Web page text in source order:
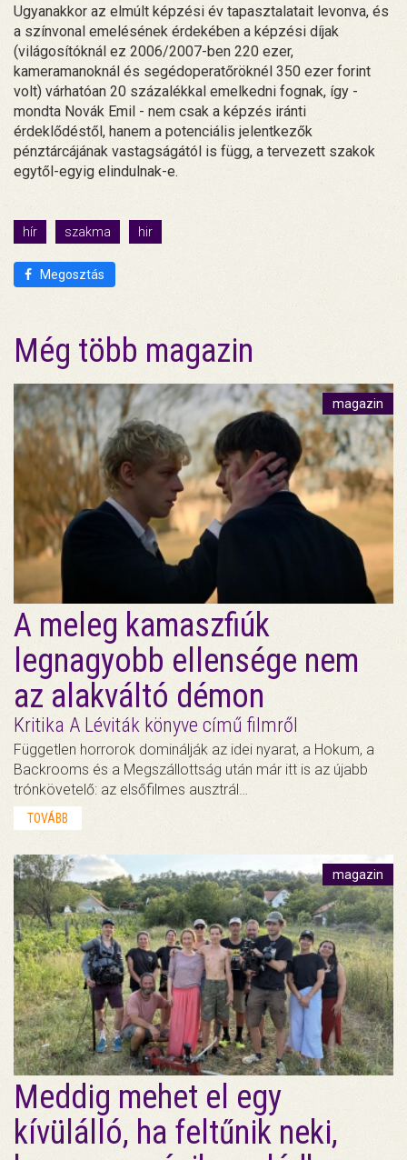
Ugyanakkor az elmúlt képzési év tapasztalatait levonva, és
a színvonal emelésének érdekében a képzési díjak
(világosítóknál ez 2006/2007-ben 220 ezer,
kameramanoknál és segédoperatőröknél 350 ezer forint
volt) várhatóan 20 százalékkal emelkedni fognak, így -
mondta Novák Emil - nem csak a képzés iránti
érdeklődéstől, hanem a potenciális jelentkezők
pénztárcájának vastagságától is függ, a tervezett szakok
egytől-egyig elindulnak-e.
hír szakma hir
Megosztás
Még több magazin
magazin
A meleg kamaszfiúk
legnagyobb ellensége nem
az alakváltó démon
Kritika A Léviták könyve című filmről
Független horrorok dominálják az idei nyarat, a Hokum, a
Backrooms és a Megszállottság után már itt is az újabb
trónkövetelő: az elsőfilmes ausztrál…
TOVÁBB
magazin
Meddig mehet el egy
kívülálló, ha feltűnik neki,